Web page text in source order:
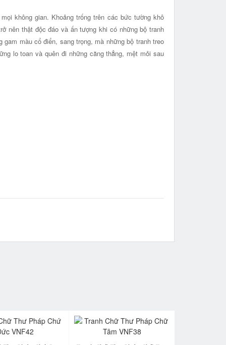
không gian. Khoảng trống trên các bức tường khô
nên thật độc đáo và ấn tượng khi có những bộ tranh
màu cổ điển, sang trọng, mà những bộ tranh treo
lo toan và quên đi những căng thẳng, mệt mỏi sau